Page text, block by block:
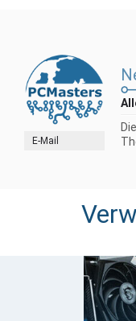
E-Mail